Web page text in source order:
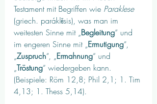
Testament mit Begriffen wie Paraklese
(griech. paráklēsis), was man im
weitesten Sinne mit „Begleitung“ und
im engeren Sinne mit „Ermutigung“,
„Zuspruch“, „Ermahnung“ und
„Tröstung“ wiedergeben kann.
(Beispiele: Röm 12,8; Phil 2,1; 1. Tim
4,13; 1. Thess 5,14).